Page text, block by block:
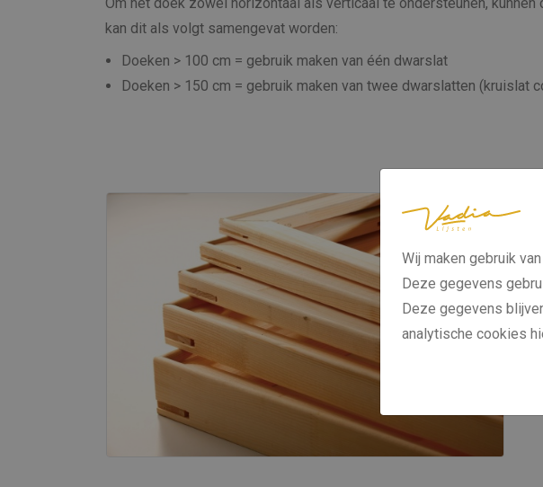
kan dit als volgt samengevat worden:
Doeken > 100 cm = gebruik maken van één dwarslat
Doeken > 150 cm = gebruik maken van twee dwarslatten (kruislat
Wij maken gebruik
Deze gegevens
Deze gegevens
analytische cookies